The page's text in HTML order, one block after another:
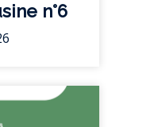
n°6